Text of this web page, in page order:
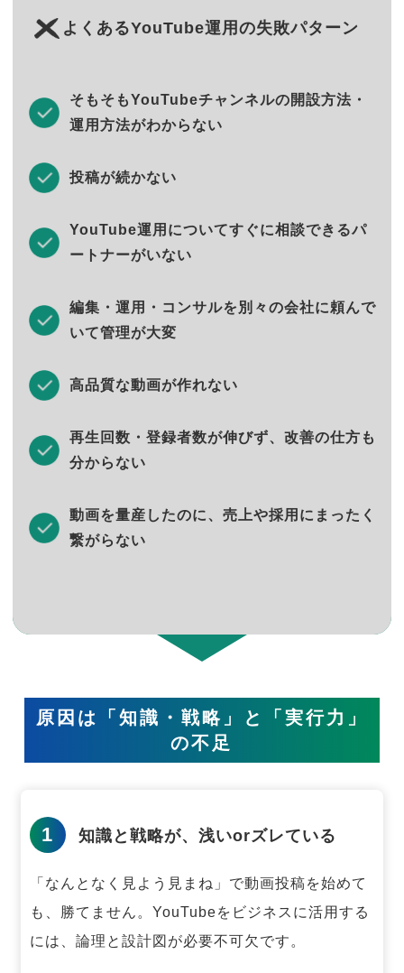
よくあるYouTube運用の失敗パターン
そもそもYouTubeチャンネルの開設方法・
運用方法がわからない
投稿が続かない
YouTube運用についてすぐに相談できるパ
ートナーがいない
編集・運用・コンサルを別々の会社に頼んで
いて管理が大変
高品質な動画が作れない
再生回数・登録者数が伸びず、改善の仕方も
分からない
動画を量産したのに、売上や採用にまったく
繋がらない
原因は「知識・戦略」と「実行力」
の不足
1 知識と戦略が、浅いorズレている
「なんとなく見よう見まね」で動画投稿を始めて
も、勝てません。 YouTubeをビジネスに活用する
には、論理と設計図が必要不可欠です。